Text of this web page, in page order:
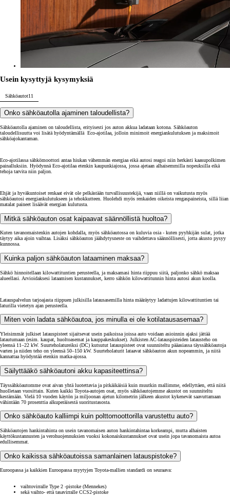
Usein kysyttyjä kysymyksiä
Sähköautot11
Onko sähköautolla ajaminen taloudellista?
Sähköautolla ajaminen on taloudellista, erityisesti jos auton akkua ladataan kotona. Sähköauton
taloudellisuutta voi lisätä hyödyntämällä Eco-ajotilaa, jolloin minimoit energiankulutuksen ja maksimoit
sähköajokantaman.
Eco-ajotilassa sähkömoottori antaa hiukan vähemmän energiaa eikä autosi reagoi niin herkästi kaasupolkimen
painalluksiin. Hyödynnä Eco-ajotilaa etenkin kaupunkiajossa, jossa ajetaan alhaisemmilla nopeuksilla eikä
tehoja tarvita niin paljon.
Ehjät ja hyväkuntoiset renkaat eivät ole pelkästään turvallisuustekijä, vaan niillä on vaikutusta myös
sähköautosi energiankulutukseen ja tehokkutteen. Huolehdi myös renkaiden oikeista rengaspaineista, sillä liian
matalat paineet lisäävät energian kulutusta.
Mitkä sähköauton osat kaipaavat säännöllistä huoltoa?
Kuten tavanomaistenkin autojen kohdalla, myös sähköautossa on kuluvia osia - kuten pyyhkijän sulat, jotka
täytyy aika ajoin vaihtaa. Lisäksi sähköauton jäähdytysneste on vaihdettava säännöllisesti, jotta akusto pysyy
kunnossa.
Kuinka paljon sähköauton lataaminen maksaa?
Sähkö hinnoitellaan kilowattituntien perusteella, ja maksamasi hinta riippuu siitä, paljonko sähkö maksaa
alueellasi. Arvioidaksesi lataamisen kustannukset, kerro sähkön kilowattitunnin hinta autosi akun koolla.
Latauspalvelun tarjoajasta riippuen julkisilla latausasemilla hinta määräytyy ladattujen kilowattituntien tai
laturilla vietetyn ajan perusteella.
Miten voin ladata sähköautoa, jos minulla ei ole kotilatausasemaa?
Yleisimmät julkiset latauspisteet sijaitsevat usein paikoissa joissa auto voidaan asioinnin ajaksi jättää
latautumaan (esim. kaupat, huoltoasemat ja kauppakeskukset). Julkisten AC-latauspisteiden latausteho on
yleensä 11–22 kW. Suurteholatureiksi (DC) kutsutut latauspisteet ovat suunniteltu pääasiassa täyssähköautoja
varten ja niiden teho on yleensä 50–150 kW. Suurteholaturit lataavat sähköauton akun nopeammin, ja niitä
kannattaa hyödyntää etenkin matka-ajossa.
Säilyttääkö sähköautoni akku kapasiteettinsa?
Täyssähköautomme ovat aivan yhtä luotettavia ja pitkäikäisiä kuin muutkin mallimme, edellyttäen, että niitä
huolletaan vuosittain. Kuten kaikki Toyota-autojen osat, myös sähköautojemme akustot on suunniteltu
kestämään. Vielä 10 vuoden käytön ja miljoonan ajetun kilometrin jälkeen akustot kykenevät saavuttamaan
vähintään 70 prosenttia alkuperäisestä suoritustasosta.
Onko sähköauto kalliimpi kuin polttomoottorilla varustettu auto?
Sähköautojen hankintahinta on usein tavanomaisen auton hankintahintaa korkeampi, mutta alhaisten
käyttökustannusten ja verohuojennuksien vuoksi kokonaiskustannukset ovat usein jopa tavanomaista autoa
edullisemmat.
Onko kaikissa sähköautoissa samanlainen latauspistoke?
Euroopassa ja kaikkien Euroopassa myytyjen Toyota-mallien standardi on seuraava:
vaihtovirralle Type 2 -pistoke (Mennekes)
sekä vaihto- että tasavirralle CCS2-pistoke